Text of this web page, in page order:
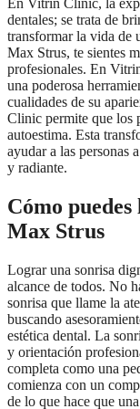
En Vitrin Clinic, la
dentales; se trata de
transformar la vida de
Max Strus, te sientes
profesionales. En
una poderosa
cualidades de su
Clinic permite que los
autoestima. Esta
ayudar a las personas
y radiante.
Cómo
Max Strus
Lograr una sonrisa
alcance de todos. No
sonrisa que llame la
buscando
estética dental. La
y orientación
completa como una
comienza con un
de lo que hace que